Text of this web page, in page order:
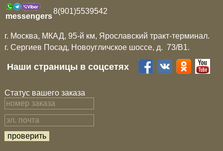
messengers
8(901)5539542
г. Москва, МКАД, 95-й км, Ярославский тракт-терминал.
г. Сергиев Посад, Новоугличское шоссе, д. 73/B1.
Наши страницы в соцсетях
Статус вашего заказа